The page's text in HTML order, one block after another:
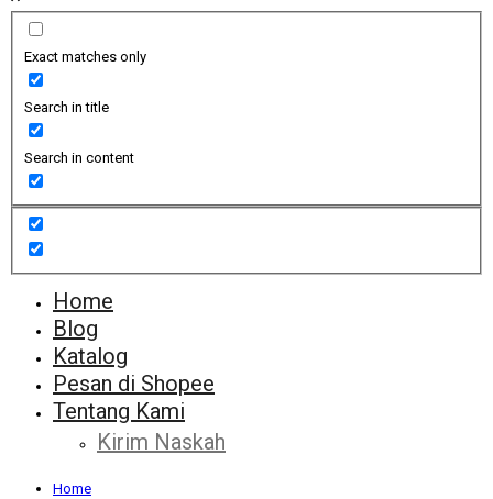
Exact matches only
Search in title
Search in content
Home
Blog
Katalog
Pesan di Shopee
Tentang Kami
Kirim Naskah
Home